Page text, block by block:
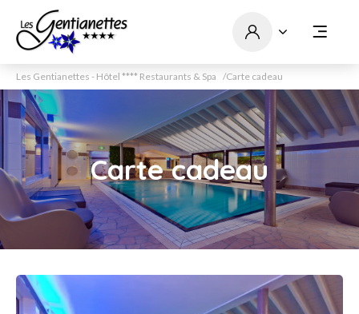
Les Gentianettes - Hôtel **** Restaurants & Spa Carte cadeau
Carte cadeau